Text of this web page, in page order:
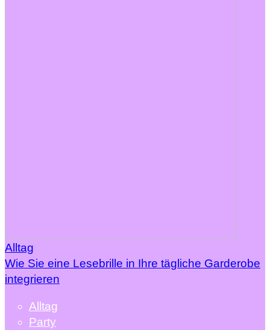
Alltag
Wie Sie eine Lesebrille in Ihre tägliche Garderobe
integrieren
Alltag
Party